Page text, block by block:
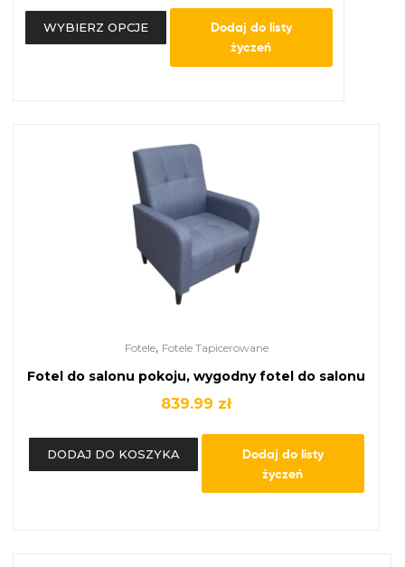
WYBIERZ OPCJE
Dodaj do listy
życzeń
Fotele, Fotele Tapicerowane
Fotel do salonu pokoju, wygodny fotel do salonu
839.99 zł
DODAJ DO KOSZYKA
Dodaj do listy
życzeń